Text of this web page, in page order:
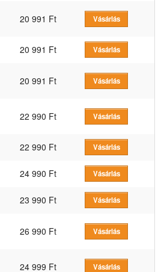
20 991 Ft Vásárlás
20 991 Ft Vásárlás
20 991 Ft Vásárlás
22 990 Ft Vásárlás
22 990 Ft Vásárlás
24 990 Ft Vásárlás
23 990 Ft Vásárlás
26 990 Ft Vásárlás
24 999 Ft Vásárlás